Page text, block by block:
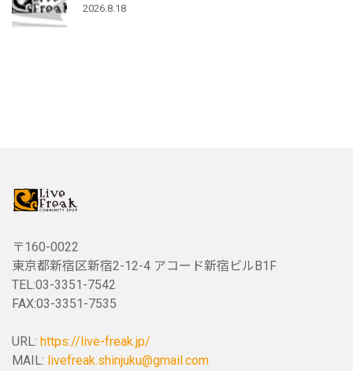
2026.8.18
〒160-0022
東京都新宿区新宿2-12-4 アコード新宿ビルB1F
TEL:03-3351-7542
FAX:03-3351-7535
URL: https://live-freak.jp/
MAIL: livefreak.shinjuku@gmail.com